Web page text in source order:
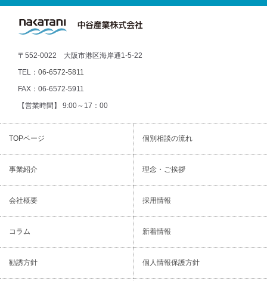
〒552-0022 大阪市港区海岸通1-5-22
TEL： 06-6572-5811
FAX：06-6572-5911
【営業時間】 9:00～17：00
TOPページ 個別相談の流れ
事業紹介 理念・ご挨拶
会社概要 採用情報
コラム 新着情報
勧誘⽅針 個⼈情報保護⽅針